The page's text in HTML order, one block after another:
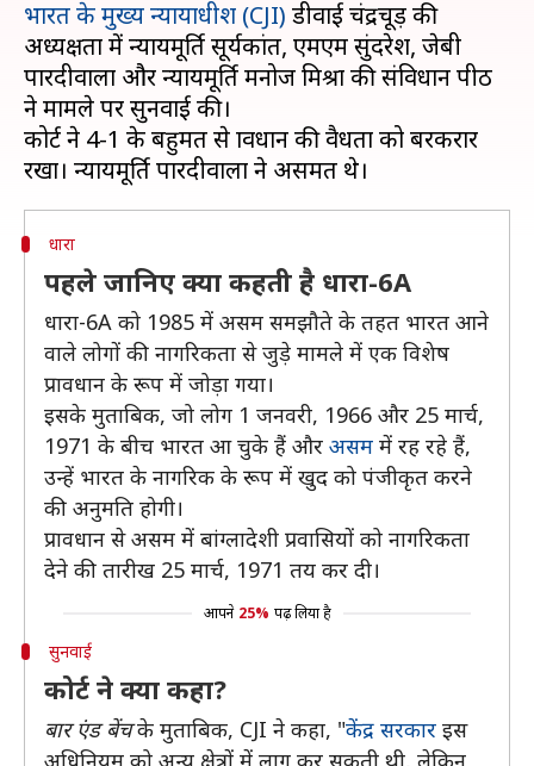
भारत के मुख्य न्यायाधीश (CJI) डीवाई चंद्रचूड़ की
अध्यक्षता में न्यायमूर्ति सूर्यकांत, एमएम सुंदरेश, जेबी
पारदीवाला और न्यायमूर्ति मनोज मिश्रा की संविधान पीठ
ने मामले पर सुनवाई की।
कोर्ट ने 4-1 के बहुमत से प्रावधान की वैधता को बरकरार
धारा
पहले जानिए क्या कहती है धारा-6A
धारा-6A को 1985 में असम समझौते के तहत भारत आने
वाले लोगों की नागरिकता से जुड़े मामले में एक विशेष
प्रावधान के रूप में जोड़ा गया।
इसके मुताबिक, जो लोग 1 जनवरी, 1966 और 25 मार्च,
1971 के बीच भारत आ चुके हैं और असम में रह रहे हैं,
उन्हें भारत के नागरिक के रूप में खुद को पंजीकृत करने
की अनुमति होगी।
प्रावधान से असम में बांग्लादेशी प्रवासियों को नागरिकता
देने की तारीख 25 मार्च, 1971 तय कर दी।
आपने 25% पढ़ लिया है
सुनवाई
कोर्ट ने क्या कहा?
बार एंड बेंचके मुताबिक, CJI ने कहा, "केंद्र सरकार इस
अधिनियम को अन्य क्षेत्रों में लागू कर सकती थी, लेकिन